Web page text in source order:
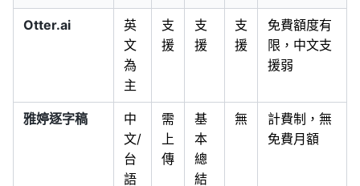
Otter.ai
英
文
為
主
支
援
支
援
支
援
免費額度有
限，中文支
援弱
雅婷逐字稿
中
文/
台
語
需
上
傳
基
本
總
結
無
計費制，無
免費月額